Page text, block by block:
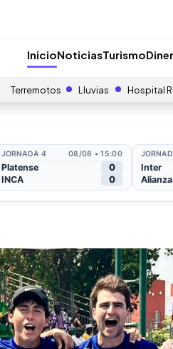
InicioNoticiasTurismo
Terremotos Lluvias Hospital